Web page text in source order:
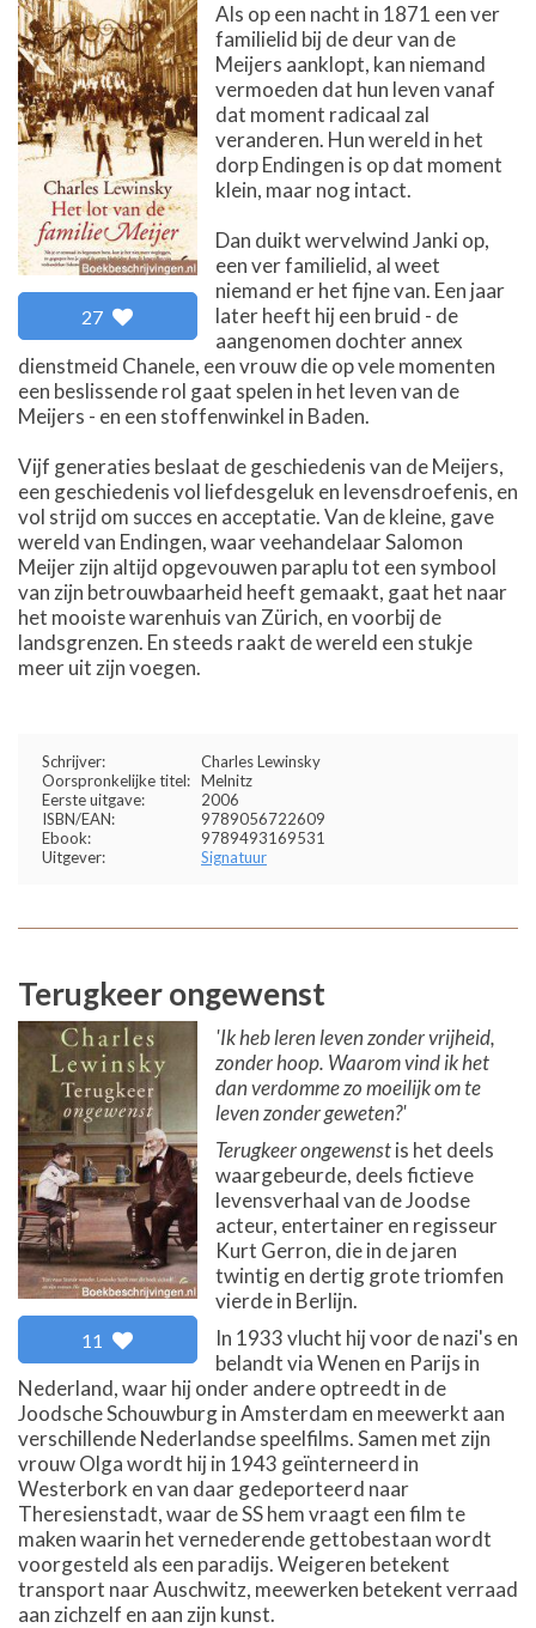
27
Als op een nacht in 1871 een ver
familielid bij de deur van de
Meijers aanklopt, kan niemand
vermoeden dat hun leven vanaf
dat moment radicaal zal
veranderen. Hun wereld in het
dorp Endingen is op dat moment
klein, maar nog intact.
Dan duikt wervelwind Janki op,
een ver familielid, al weet
niemand er het fijne van. Een jaar
later heeft hij een bruid - de
aangenomen dochter annex
dienstmeid Chanele, een vrouw die op vele momenten
een beslissende rol gaat spelen in het leven van de
Meijers - en een stoffenwinkel in Baden.
Vijf generaties beslaat de geschiedenis van de Meijers,
een geschiedenis vol liefdesgeluk en levensdroefenis, en
vol strijd om succes en acceptatie. Van de kleine, gave
wereld van Endingen, waar veehandelaar Salomon
Meijer zijn altijd opgevouwen paraplu tot een symbool
van zijn betrouwbaarheid heeft gemaakt, gaat het naar
het mooiste warenhuis van Zürich, en voorbij de
landsgrenzen. En steeds raakt de wereld een stukje
meer uit zijn voegen.
Schrijver:
Charles Lewinsky
Oorspronkelijke titel: Melnitz
Eerste uitgave:
2006
ISBN/EAN:
9789056722609
Ebook:
9789493169531
Uitgever:
Signatuur
Terugkeer ongewenst
11
'Ik heb leren leven zonder vrijheid,
zonder hoop. Waarom vind ik het
dan verdomme zo moeilijk om te
leven zonder geweten?'
Terugkeer ongewenstis het deels
waargebeurde, deels fictieve
levensverhaal van de Joodse
acteur, entertainer en regisseur
Kurt Gerron, die in de jaren
twintig en dertig grote triomfen
vierde in Berlijn.
In 1933 vlucht hij voor de nazi's en
belandt via Wenen en Parijs in
Nederland, waar hij onder andere optreedt in de
Joodsche Schouwburg in Amsterdam en meewerkt aan
verschillende Nederlandse speelfilms. Samen met zijn
vrouw Olga wordt hij in 1943 geïnterneerd in
Westerbork en van daar gedeporteerd naar
Theresienstadt, waar de SS hem vraagt een film te
maken waarin het vernederende gettobestaan wordt
voorgesteld als een paradijs. Weigeren betekent
transport naar Auschwitz, meewerken betekent verraad
aan zichzelf en aan zijn kunst.